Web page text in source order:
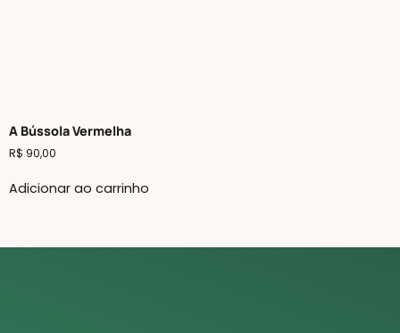
A Bússola Vermelha
R$ 90,00
Adicionar ao carrinho